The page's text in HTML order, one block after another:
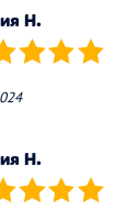
Н.
(*) (*) (*)
Н.
(*) (*) (*)